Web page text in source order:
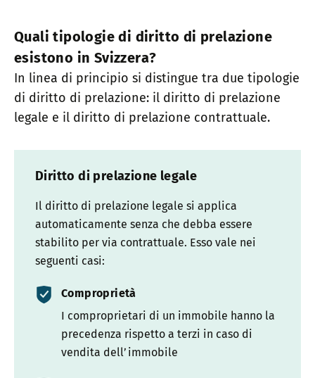
Quali tipologie di diritto di prelazione
esistono in Svizzera?
In linea di principio si distingue tra due tipologie
di diritto di prelazione: il diritto di prelazione
legale e il diritto di prelazione contrattuale.
Diritto di prelazione legale
Il diritto di prelazione legale si applica
automaticamente senza che debba essere
stabilito per via contrattuale. Esso vale nei
seguenti casi:
Comproprietà
I comproprietari di un immobile hanno la
precedenza rispetto a terzi in caso di
vendita dell’immobile